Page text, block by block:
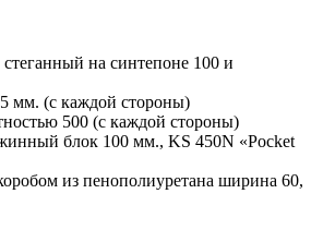
на синтепоне 100 и
мм. (с каждой стороны)
500 (с каждой стороны)
блок 100 мм., KS 450N «Pocket
из пенополиуретана ширина 60,